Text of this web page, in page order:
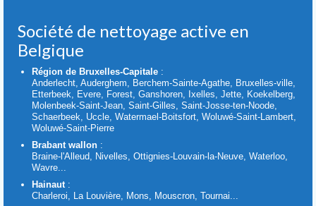
Société de nettoyage active en
Belgique
Région de Bruxelles-Capitale :
Anderlecht, Auderghem, Berchem-Sainte-Agathe, Bruxelles-ville,
Etterbeek, Evere, Forest, Ganshoren, Ixelles, Jette, Koekelberg,
Molenbeek-Saint-Jean, Saint-Gilles, Saint-Josse-ten-Noode,
Schaerbeek, Uccle, Watermael-Boitsfort, Woluwé-Saint-Lambert,
Woluwé-Saint-Pierre
Brabant wallon :
Braine-l'Alleud, Nivelles, Ottignies-Louvain-la-Neuve, Waterloo,
Wavre...
Hainaut :
Charleroi, La Louvière, Mons, Mouscron, Tournai...